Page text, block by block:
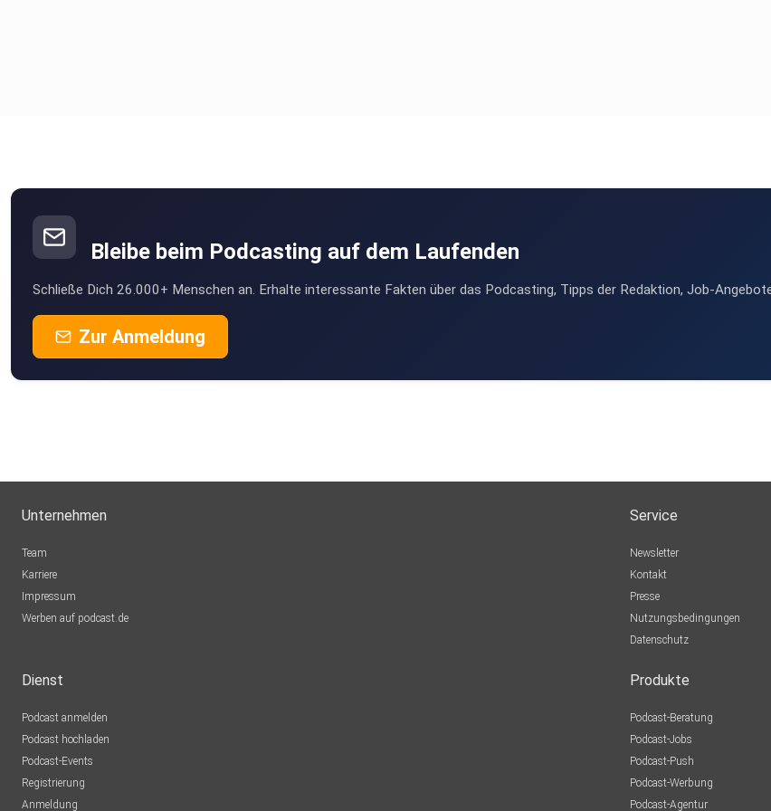
Bleibe beim Podcasting auf dem Laufenden
Schließe Dich 26.000+ Menschen an. Erhalte interessante Fakten über das Podcasting, Tipps der Redaktion, Job-
Zur Anmeldung
Unternehmen
Team
Karriere
Impressum
Werben auf podcast.de
Service
Newsletter
Kontakt
Presse
Nutzungsbedingungen
Datenschutz
Dienst
Podcast anmelden
Podcast hochladen
Podcast-Events
Registrierung
Anmeldung
Produkte
Podcast-Beratung
Podcast-Jobs
Podcast-Push
Podcast-Werbung
Podcast-Agentur